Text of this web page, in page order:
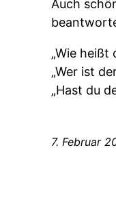
Auch
„Wie heißt
„Wer ist
„Hast du
7. Februar